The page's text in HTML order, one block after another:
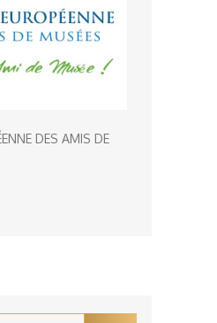
DES AMIS DE